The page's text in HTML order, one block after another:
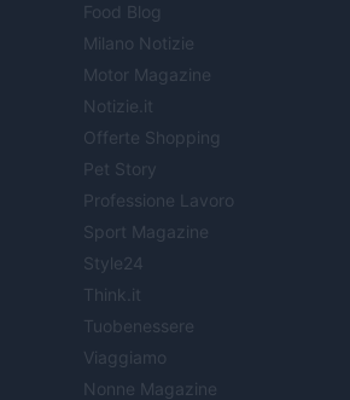
Food Blog
Milano Notizie
Motor Magazine
Notizie.it
Offerte Shopping
Pet Story
Professione Lavoro
Sport Magazine
Style24
Think.it
Tuobenessere
Viaggiamo
Nonne Magazine